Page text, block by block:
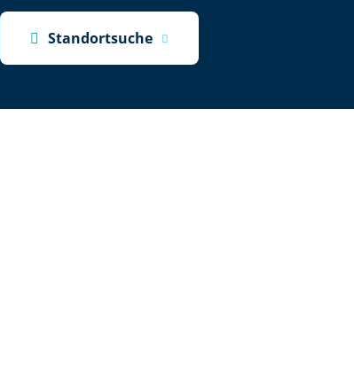
 Standortsuche